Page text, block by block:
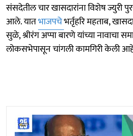
संसदेतील चार खासदारांना विशेष ज्युरी
आले. यातभाजपचेभर्तृहरि महताब,
सुळे, श्रीरंग अप्पा बारणे यांच्या नावाचा
लोकसभेपासून चांगली कामगिरी केली